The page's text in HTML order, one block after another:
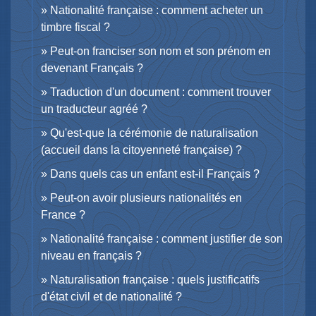
Nationalité française : comment acheter un
timbre fiscal ?
Peut-on franciser son nom et son prénom en
devenant Français ?
Traduction d'un document : comment trouver
un traducteur agréé ?
Qu'est-que la cérémonie de naturalisation
(accueil dans la citoyenneté française) ?
Dans quels cas un enfant est-il Français ?
Peut-on avoir plusieurs nationalités en
France ?
Nationalité française : comment justifier de son
niveau en français ?
Naturalisation française : quels justificatifs
d'état civil et de nationalité ?